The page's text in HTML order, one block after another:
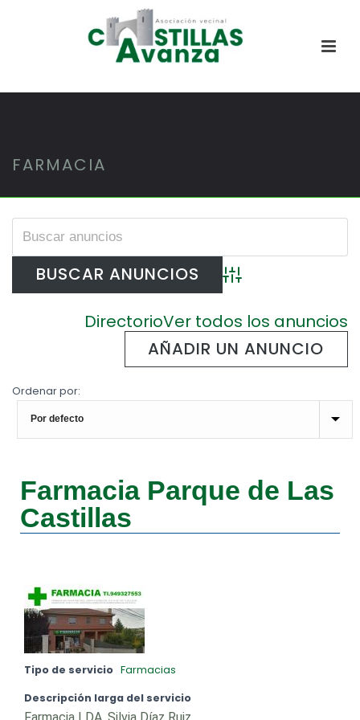
FARMACIA
Búsqueda avanzada
DirectorioVer todos los anuncios
AÑADIR UN ANUNCIO
Ordenar por:
Farmacia Parque de Las
Castillas
Tipo de servicio Farmacias
Descripción larga del servicio